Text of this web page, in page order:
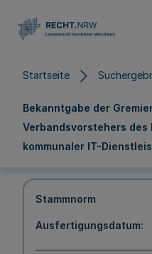
Startseite
Bekanntgabe der
Verbandsvorstehers des
kommunaler IT-
Stammnorm
Ausfertigungsdatum